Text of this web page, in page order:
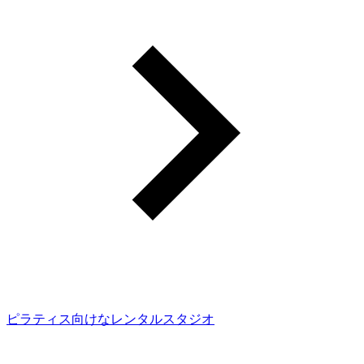
ピラティス向けなレンタルスタジオ